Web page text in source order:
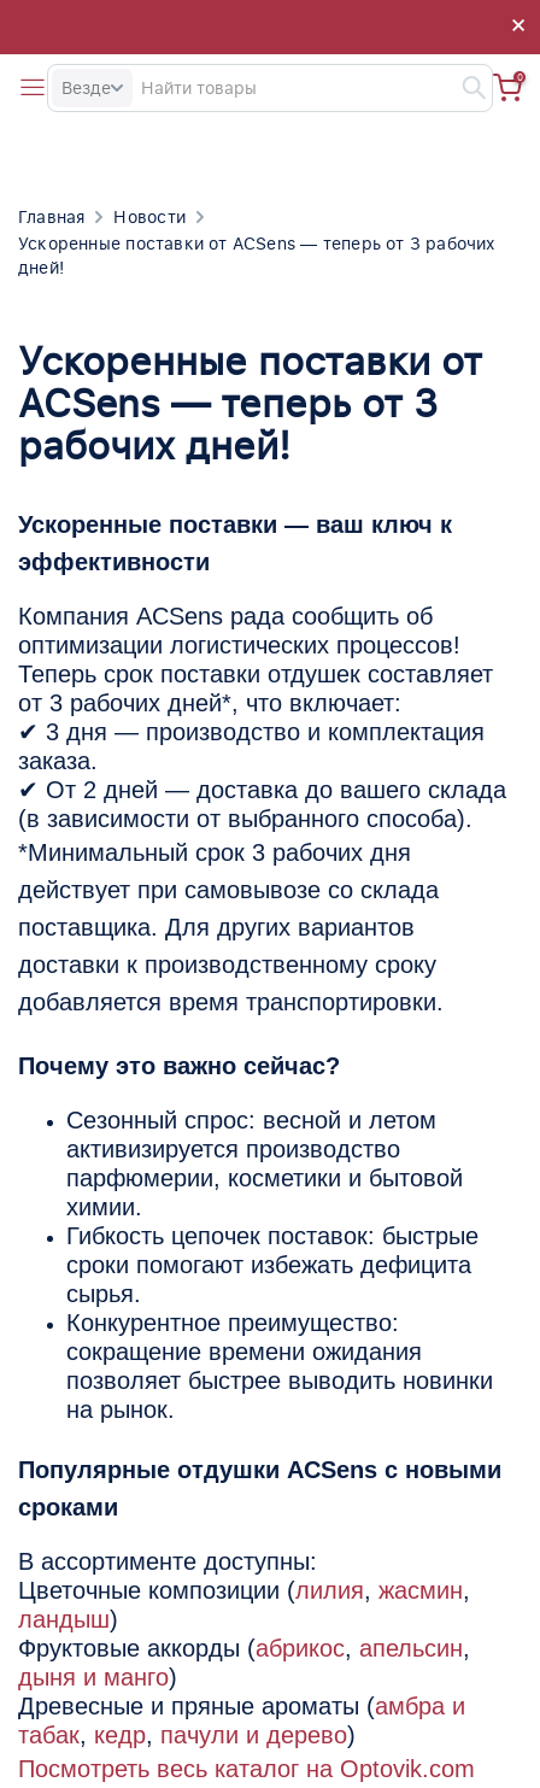
×
×
Везде
0
Главная
Новости
Ускоренные поставки от ACSens — теперь от 3 рабочих
дней!
Ускоренные поставки от
ACSens — теперь от 3
рабочих дней!
Ускоренные поставки — ваш ключ к
эффективности
Компания ACSens рада сообщить об
оптимизации логистических процессов!
Теперь срок поставки отдушек составляет
от 3 рабочих дней*, что включает:
✔ 3 дня — производство и комплектация
заказа.
✔ От 2 дней — доставка до вашего склада
(в зависимости от выбранного способа).
*Минимальный срок 3 рабочих дня
действует при самовывозе со склада
поставщика. Для других вариантов
доставки к производственному сроку
добавляется время транспортировки.
Почему это важно сейчас?
Сезонный спрос: весной и летом
активизируется производство
парфюмерии, косметики и бытовой
химии.
Гибкость цепочек поставок: быстрые
сроки помогают избежать дефицита
сырья.
Конкурентное преимущество:
сокращение времени ожидания
позволяет быстрее выводить новинки
на рынок.
Популярные отдушки ACSens с новыми
сроками
В ассортименте доступны:
Цветочные композиции (лилия, жасмин,
ландыш)
Фруктовые аккорды (абрикос, апельсин,
дыня и манго)
Древесные и пряные ароматы (амбра и
табак, кедр, пачули и дерево)
Посмотреть весь каталог на Optovik.com